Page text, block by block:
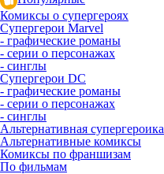
Комиксы о супергероях
Супергерои Marvel
- графические романы
- серии о персонажах
- синглы
Супергерои DC
- графические романы
- серии о персонажах
- синглы
Альтернативная супергероика
Альтернативные комиксы
Комиксы по франшизам
По фильмам